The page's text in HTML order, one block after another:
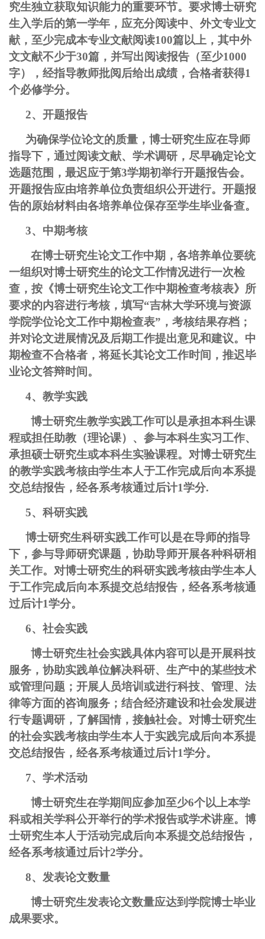
究生独立获取知识能力的重要环节。要求博士研究
生入学后的第一学年，应充分阅读中、外文专业文
献，至少完成本专业文献阅读100篇以上，其中外
文文献不少于30篇，并写出阅读报告（至少1000
字），经指导教师批阅后给出成绩，合格者获得1
个必修学分。
2、开题报告
为确保学位论文的质量，博士研究生应在导师
指导下，通过阅读文献、学术调研，尽早确定论文
选题范围，最迟应于第3学期初举行开题报告会。
开题报告应由培养单位负责组织公开进行。开题报
告的原始材料由各培养单位保存至学生毕业备查。
3、中期考核
在博士研究生论文工作中期，各培养单位要统
一组织对博士研究生的论文工作情况进行一次检
查，按《博士研究生论文工作中期检查考核表》所
要求的内容进行考核，填写“吉林大学环境与资源
学院学位论文工作中期检查表”，考核结果存档；
并对论文进展情况及后期工作提出意见和建议。中
期检查不合格者，将延长其论文工作时间，推迟毕
业论文答辩时间。
4、教学实践
博士研究生教学实践工作可以是承担本科生课
程或担任助教（理论课）、参与本科生实习工作、
承担硕士研究生或本科生实验课程。对博士研究生
的教学实践考核由学生本人于工作完成后向本系提
交总结报告，经各系考核通过后计1学分.
5、科研实践
博士研究生科研实践工作可以是在导师的指导
下，参与导师研究课题，协助导师开展各种科研相
关工作。对博士研究生的科研实践考核由学生本人
于工作完成后向本系提交总结报告，经各系考核通
过后计1学分。
6、社会实践
博士研究生社会实践具体内容可以是开展科技
服务，协助实践单位解决科研、生产中的某些技术
或管理问题；开展人员培训或进行科技、管理、法
律等方面的咨询服务；结合经济建设和社会发展进
行专题调研，了解国情，接触社会。对博士研究生
的社会实践考核由学生本人于实践完成后向本系提
交总结报告，经各系考核通过后计1学分。
7、学术活动
博士研究生在学期间应参加至少6个以上本学
科或相关学科公开举行的学术报告或学术讲座。博
士研究生本人于活动完成后向本系提交总结报告，
经各系考核通过后计2学分。
8、发表论文数量
博士研究生发表论文数量应达到学院博士毕业
成果要求。